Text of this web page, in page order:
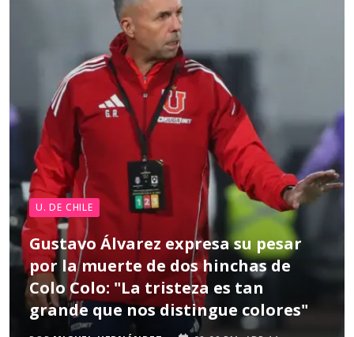
U. DE CHILE
Gustavo Álvarez expresa su pesar
por la muerte de dos hinchas de
Colo Colo: "La tristeza es tan
grande que nos distingue colores"